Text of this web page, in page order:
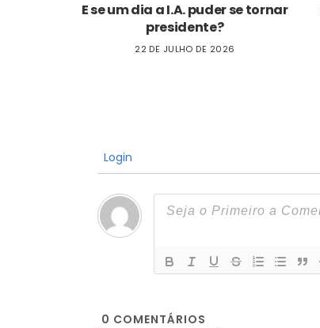
E se um dia a I.A. puder se tornar
presidente?
22 DE JULHO DE 2026
Login
0 COMENTÁRIOS